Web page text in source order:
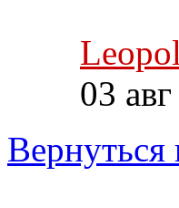
03
Вернуться